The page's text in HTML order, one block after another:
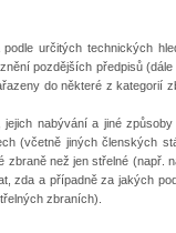
určitých technických
pozdějších předpisů
do některé z kategorií
nabývání a jiné
(včetně jiných členských
než jen střelné (např.
zda a případně za jakých
zbraních).